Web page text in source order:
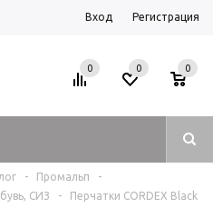
Вход Регистрация
0 0
0
- Промальп
-
СИЗ
-
Перчатки CORDEX Black